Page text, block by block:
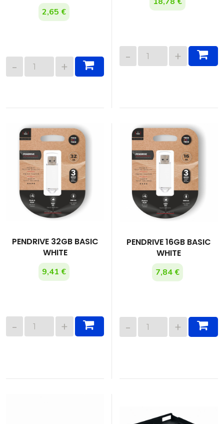
2,65 €
PENDRIVE 32GB BASIC
WHITE
9,41 €
PENDRIVE 16GB BASIC
WHITE
7,84 €